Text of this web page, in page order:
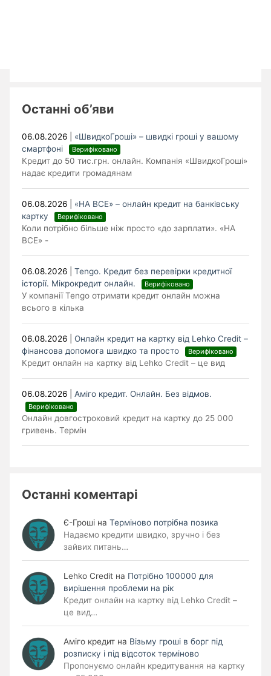
Останні об’яви
06.08.2026
«ШвидкоГроші» – швидкі гроші у вашому
смартфоні
Верифіковано
Кредит до 50 тис.грн. онлайн. Компанія «ШвидкоГроші»
надає кредити громадянам
06.08.2026
«НА ВСЕ» – онлайн кредит на банківську
картку
Верифіковано
Коли потрібно більше ніж просто «до зарплати». «НА
ВСЕ» -
06.08.2026 |Tengo. Кредит без перевірки кредитної
історії. Мікрокредит онлайн.
Верифіковано
У компанії Tengo отримати кредит онлайн можна
всього в кілька
06.08.2026 |Онлайн кредит на картку від Lehko Сredit –
фінансова допомога швидко та просто
Верифіковано
Кредит онлайн на картку від Lehko Credit – це вид
06.08.2026 Аміго кредит. Онлайн. Без відмов.
Верифіковано
Онлайн довгостроковий кредит на картку до 25 000
гривень. Термін
Останні коментарі
Є-Гроші на Терміново потрібна позика
Надаємо кредити швидко, зручно і без
зайвих питань…
Lehko Сredit на Потрібно 100000 для
вирішення проблеми на рік
Кредит онлайн на картку від Lehko Credit –
це вид…
Аміго кредит на Візьму гроші в борг під
розписку і під відсоток терміново
Пропонуємо онлайн кредитування на картку